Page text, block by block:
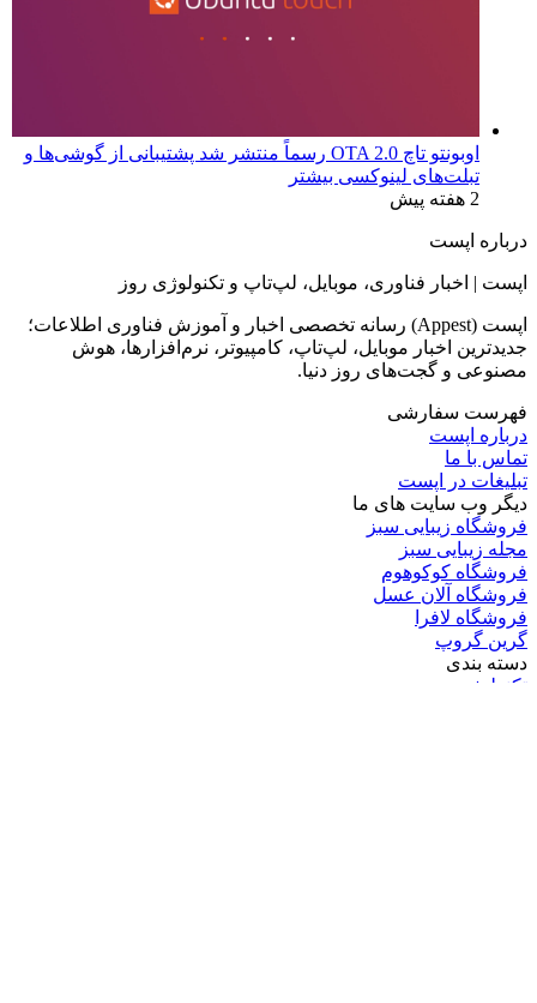
اوبونتو تاچ OTA 2.0 رسماً منتشر شد پشتیبانی از گوشی‌ها و
تبلت‌های لینوکسی بیشتر
2 هفته پیش
درباره اپست
اپست | اخبار فناوری، موبایل، لپ‌تاپ و تکنولوژی روز
اپست (Appest) رسانه تخصصی اخبار و آموزش فناوری اطلاعات؛
جدیدترین اخبار موبایل، لپ‌تاپ، کامپیوتر، نرم‌افزارها، هوش
مصنوعی و گجت‌های روز دنیا.
فهرست سفارشی
درباره اپست
تماس با ما
تبلیغات در اپست
دیگر وب سایت های ما
فروشگاه زیبایی سبز
مجله زیبایی سبز
فروشگاه کوکوهوم
فروشگاه آلان عسل
فروشگاه لافرا
گرین گروپ
دسته بندی
تکنولوژی